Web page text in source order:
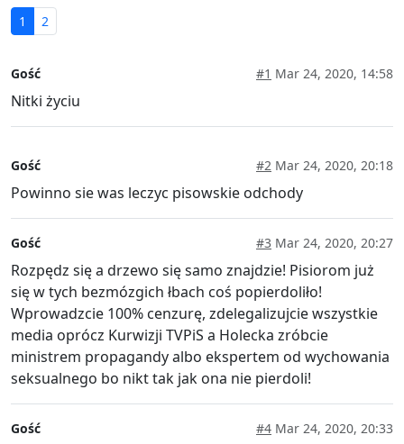
1 2
Gość #1 Mar 24, 2020, 14:58
Nitki życiu
Gość #2 Mar 24, 2020, 20:18
Powinno sie was leczyc pisowskie odchody
Gość #3 Mar 24, 2020, 20:27
Rozpędz się a drzewo się samo znajdzie! Pisiorom już
się w tych bezmózgich łbach coś popierdoliło!
Wprowadzcie 100% cenzurę, zdelegalizujcie wszystkie
media oprócz Kurwizji TVPiS a Holecka zróbcie
ministrem propagandy albo ekspertem od wychowania
seksualnego bo nikt tak jak ona nie pierdoli!
Gość #4 Mar 24, 2020, 20:33